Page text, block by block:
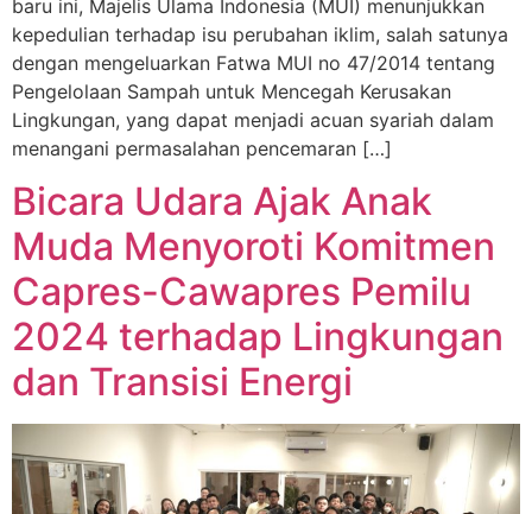
baru ini, Majelis Ulama Indonesia (MUI) menunjukkan
kepedulian terhadap isu perubahan iklim, salah satunya
dengan mengeluarkan Fatwa MUI no 47/2014 tentang
Pengelolaan Sampah untuk Mencegah Kerusakan
Lingkungan, yang dapat menjadi acuan syariah dalam
menangani permasalahan pencemaran […]
Bicara Udara Ajak Anak
Muda Menyoroti Komitmen
Capres-Cawapres Pemilu
2024 terhadap Lingkungan
dan Transisi Energi